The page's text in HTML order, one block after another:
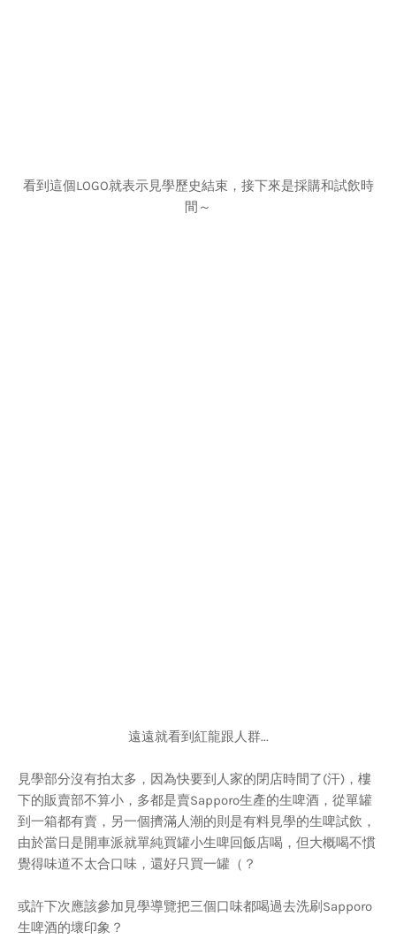
看到這個LOGO就表示見學歷史結束，接下來是採購和試飲時
間～
遠遠就看到紅龍跟人群...
見學部分沒有拍太多，因為快要到人家的閉店時間了(汗)，樓
下的販賣部不算小，多都是賣Sapporo生產的生啤酒，從單罐
到一箱都有賣，另一個擠滿人潮的則是有料見學的生啤試飲，
由於當日是開車派就單純買罐小生啤回飯店喝，但大概喝不慣
覺得味道不太合口味，還好只買一罐（？
或許下次應該參加見學導覽把三個口味都喝過去洗刷Sapporo
生啤酒的壞印象？